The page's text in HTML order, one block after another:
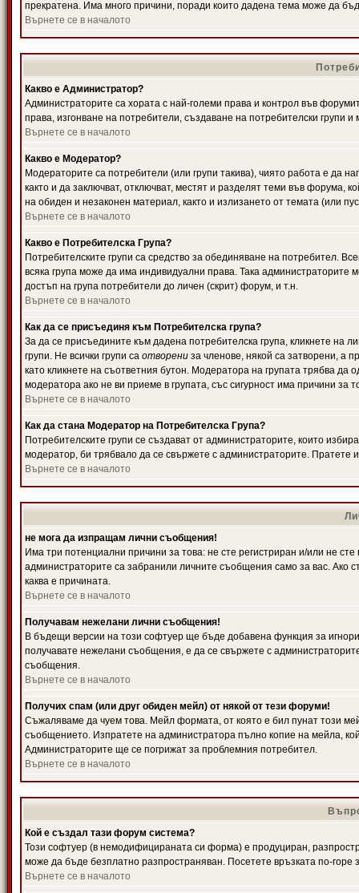
прекратена. Има много причини, поради които дадена тема може да
Върнете се в началото
Какво е Администратор?
Администраторите са хората с най-големи права и контрол във
права, изгонване на потребители, създаване на потребителски групи
Върнете се в началото
Какво е Модератор?
Модераторите са потребители (или групи такива), чиято работа е да
както и да заключват, отключват, местят и разделят теми във форума,
на обиден и незаконен материал, както и излизането от темата (или
Върнете се в началото
Какво е Потребителска Група?
Потребителските групи са средство за обединяване на потребител.
всяка група може да има индивидуални права. Така
достъп на група потребители до личен (скрит) форум, и т.н.
Върнете се в началото
Как да се присъединя към Потребителска група?
За да се присъедините към дадена потребителска група, кликнете на
групи. Не всички групи са отворени за членове, някой са затворени, а
като кликнете на съответния бутон. Модератора на групата трябва
модератора ако не ви приеме в групата, със сигурност има причини за
Върнете се в началото
Как да стана Модератор на Потребителска Група?
Потребителските групи се създават от администраторите, които
модератор, би трябвало да се свържете с администраторите.
Върнете се в началото
не мога да изпращам лични съобщения!
Има три потенциални причини за това: не сте регистриран и/или не
администраторите са забранили личните съобщения само за вас. Ако
каква е причината.
Върнете се в началото
Получавам нежелани лични съобщения!
В бъдещи версии на този софтуер ще бъде добавена функция за
получавате нежелани съобщения, е да се свържете с
съобщения.
Върнете се в началото
Получих спам (или друг обиден мейл) от някой от тези форуми!
Съжаляваме да чуем това. Мейл формата, от която е бил пунат този
съобщението. Изпратете на администратора пълно копие на мейла,
Администраторите ще се погрижат за проблемния потребител.
Върнете се в началото
Кой е създал тази форум система?
Този софтуер (в немодифицираната си форма) е продуциран,
може да бъде безплатно разпространяван. Посетете връзката по-горе
Върнете се в началото